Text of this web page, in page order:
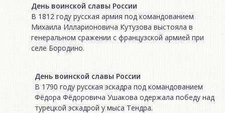
День воинской славы России
В 1812 году русская армия под командованием
Михаила Илларионовича Кутузова выстояла в
генеральном сражении с французской армией при
селе Бородино.
День воинской славы России
В 1790 году русская эскадра под командованием
Фёдора Фёдоровича Ушакова одержала победу над
турецкой эскадрой у мыса Тендра.